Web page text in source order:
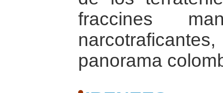
fraccines
panorama